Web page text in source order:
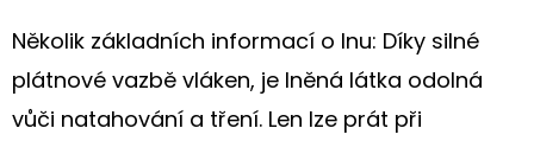
Několik základních informací o lnu: Díky silné
plátnové vazbě vláken, je lněná látka odolná
vůči natahování a tření. Len lze prát při
MÁKY
240
G/M²
220
Kč